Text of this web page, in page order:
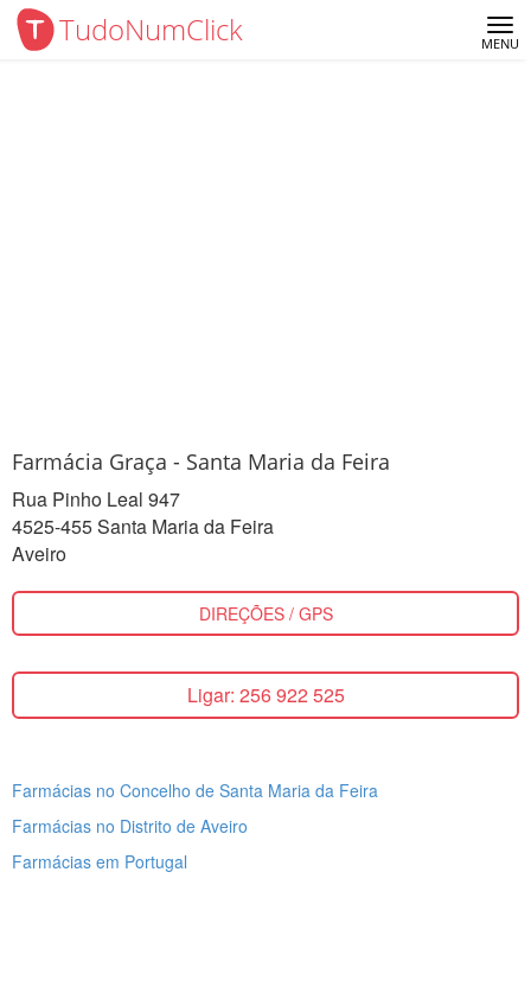
TudoNumClick MENU
Farmácia Graça - Santa Maria da Feira
Rua Pinho Leal 947
4525-455 Santa Maria da Feira
Aveiro
DIREÇÕES / GPS
Ligar: 256 922 525
Farmácias no Concelho de Santa Maria da Feira
Farmácias no Distrito de Aveiro
Farmácias em Portugal